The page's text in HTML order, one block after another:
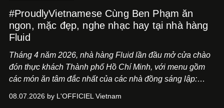
#ProudlyVietnamese Cùng Ben Phạm ăn
ngon, mặc đẹp, nghe nhạc hay tại nhà hàng
Fluid
Tháng 4 năm 2026, nhà hàng Fluid lần đầu mở cửa chào
đón thực khách Thành phố Hồ Chí Minh, với menu gồm
các món ăn tâm đắc nhất của các nhà đồng sáng lập:
món ăn đa dạng từ Á đến Âu nhanh chóng được yêu thích
08.07.2026 by L'OFFICIEL Vietnam